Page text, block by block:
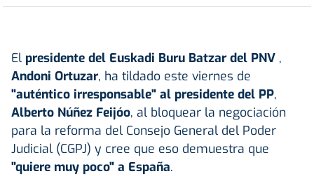
El presidente del Euskadi Buru Batzar del PNV ,
Andoni Ortuzar, ha tildado este viernes de
"auténtico irresponsable" al presidente del PP,
Alberto Núñez Feijóo, al bloquear la negociación
para la reforma del Consejo General del Poder
Judicial (CGPJ) y cree que eso demuestra que
"quiere muy poco" a España.